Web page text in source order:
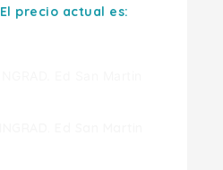
El precio actual es: